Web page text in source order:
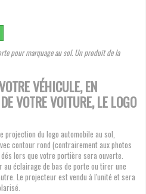
pour marquage au sol. Un produit de la
VÉHICULE, EN
VOTRE VOITURE, LE LOGO
projection du logo automobile au sol,
contour rond (contrairement aux photos
lors que votre portière sera ouverte.
éclairage de bas de porte ou tirer une
Le projecteur est vendu à l'unité et sera